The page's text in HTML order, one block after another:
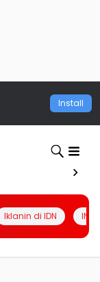
Install
Iklanin di IDN